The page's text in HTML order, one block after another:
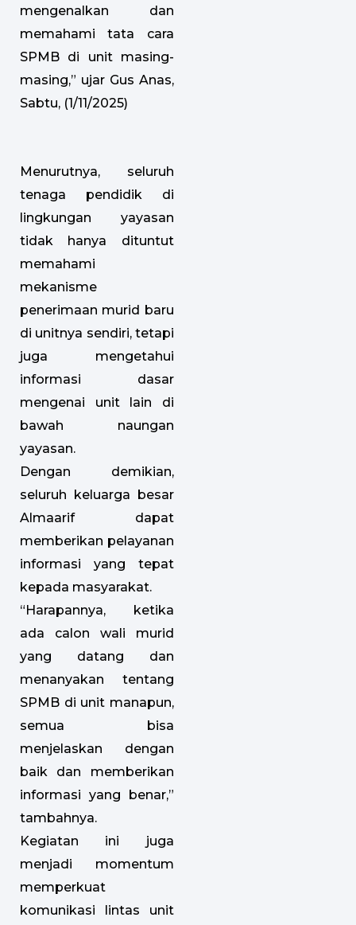
mengenalkan dan
memahami tata cara
SPMB di unit masing-
masing,” ujar Gus Anas,
Sabtu, (1/11/2025)
Menurutnya, seluruh
tenaga pendidik di
lingkungan yayasan
tidak hanya dituntut
memahami
mekanisme
penerimaan murid baru
di unitnya sendiri, tetapi
juga mengetahui
informasi dasar
mengenai unit lain di
bawah naungan
yayasan.
Dengan demikian,
seluruh keluarga besar
Almaarif dapat
memberikan pelayanan
informasi yang tepat
kepada masyarakat.
“Harapannya, ketika
ada calon wali murid
yang datang dan
menanyakan tentang
SPMB di unit manapun,
semua bisa
menjelaskan dengan
baik dan memberikan
informasi yang benar,”
tambahnya.
Kegiatan ini juga
menjadi momentum
memperkuat
komunikasi lintas unit